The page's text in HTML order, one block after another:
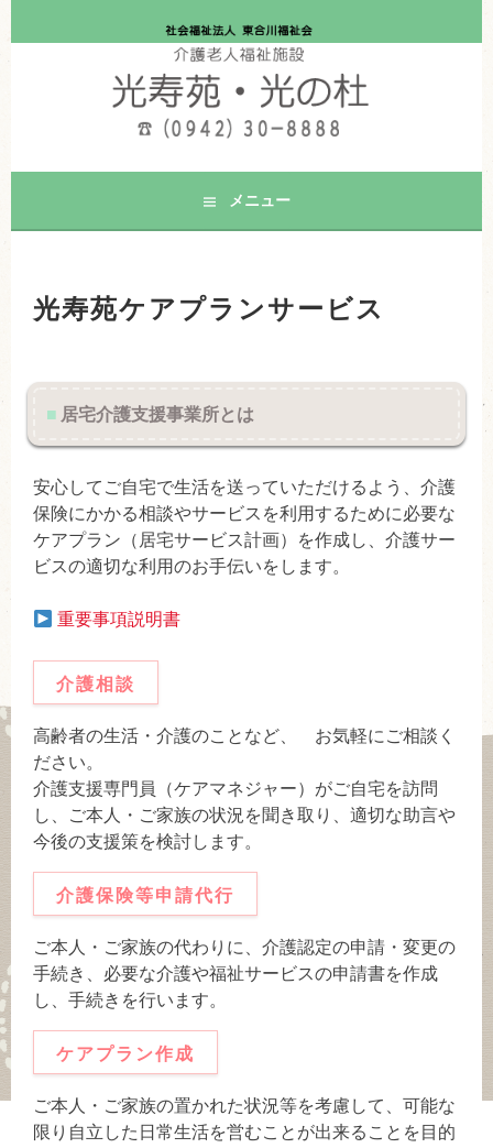
ン
ス
ッ
特別養護老人ホーム光
寿苑ホームページ
福岡県久留米市の特別養護老人ホーム 光寿苑
メニュー
光寿苑ケアプランサービス
■ 居宅介護支援事業所とは
安心してご自宅で生活を送っていただけるよう、介護
保険にかかる相談やサービスを利用するために必要な
ケアプラン（居宅サービス計画）を作成し、介護サー
ビスの適切な利用のお手伝いをします。
重要事項説明書
介護相談
高齢者の生活・介護のことなど、 お気軽にご相談く
ださい。
介護支援専門員（ケアマネジャー）がご自宅を訪問
し、ご本人・ご家族の状況を聞き取り、適切な助言や
今後の支援策を検討します。
介護保険等申請代行
ご本人・ご家族の代わりに、介護認定の申請・変更の
手続き、必要な介護や福祉サービスの申請書を作成
し、手続きを行います。
ケアプラン作成
ご本人・ご家族の置かれた状況等を考慮して、可能な
限り自立した日常生活を営むことが出来ることを目的